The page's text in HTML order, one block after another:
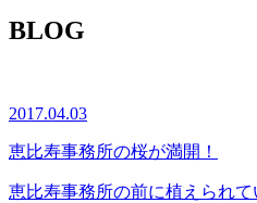
BLOG
2017.04.03
恵比寿事務所の桜が満開！
恵比寿事務所の前に植えられ